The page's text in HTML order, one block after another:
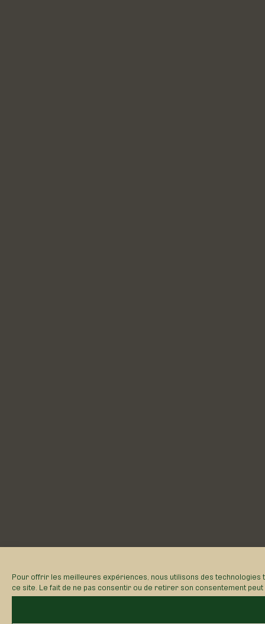
Pour offrir les meilleures expériences, nous utilisons des
ce site. Le fait de ne pas consentir ou de retirer son consentement